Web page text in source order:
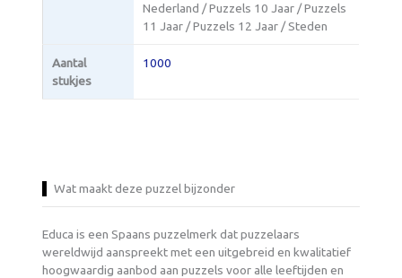
Nederland / Puzzels 10 Jaar / Puzzels
11 Jaar / Puzzels 12 Jaar / Steden
Aantal
stukjes
1000
Wat maakt deze puzzel bijzonder
Educa is een Spaans puzzelmerk dat puzzelaars
wereldwijd aanspreekt met een uitgebreid en kwalitatief
hoogwaardig aanbod aan puzzels voor alle leeftijden en